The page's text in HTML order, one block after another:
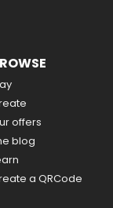
offers
blog
a QRCode